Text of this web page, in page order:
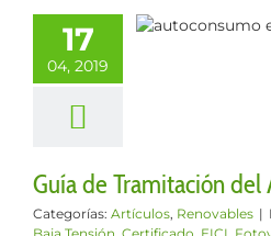
17
04, 2019
Tramitación
Renovables
Guía de Tramitación
Categorías: Artículos, Renovables |